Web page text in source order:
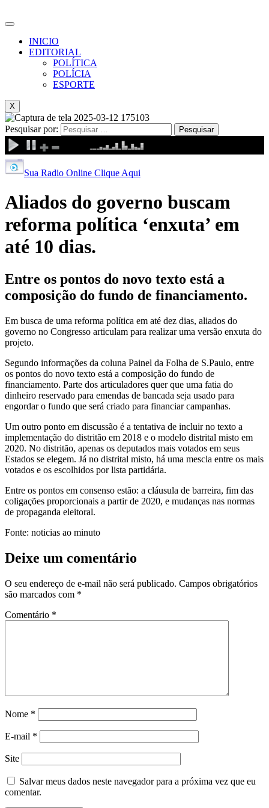
INICIO
EDITORIAL
POLÍTICA
POLÍCIA
ESPORTE
X
Pesquisar por:
Sua Radio Online Clique Aqui
Aliados do governo buscam
reforma política ‘enxuta’ em
até 10 dias.
Entre os pontos do novo texto está a
composição do fundo de financiamento.
Em busca de uma reforma política em até dez dias, aliados do
governo no Congresso articulam para realizar uma versão enxuta do
projeto.
Segundo informações da coluna Painel da Folha de S.Paulo, entre
os pontos do novo texto está a composição do fundo de
financiamento. Parte dos articuladores quer que uma fatia do
dinheiro reservado para emendas de bancada seja usado para
engordar o fundo que será criado para financiar campanhas.
Um outro ponto em discussão é a tentativa de incluir no texto a
implementação do distritão em 2018 e o modelo distrital misto em
2020. No distritão, apenas os deputados mais votados em seus
Estados se elegem. Já no distrital misto, há uma mescla entre os mais
votados e os escolhidos por lista partidária.
Entre os pontos em consenso estão: a cláusula de barreira, fim das
coligações proporcionais a partir de 2020, e mudanças nas normas
de propaganda eleitoral.
Fonte: noticias ao minuto
Deixe um comentário
O seu endereço de e-mail não será publicado. Campos obrigatórios
são marcados com *
Comentário *
Nome *
E-mail *
Site
Salvar meus dados neste navegador para a próxima vez que eu
comentar.